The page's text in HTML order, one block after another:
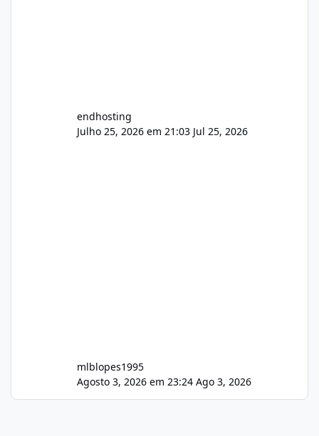
endhosting
Julho 25, 2026 em 21:03 Jul 25, 2026
mlblopes1995
Agosto 3, 2026 em 23:24 Ago 3, 2026